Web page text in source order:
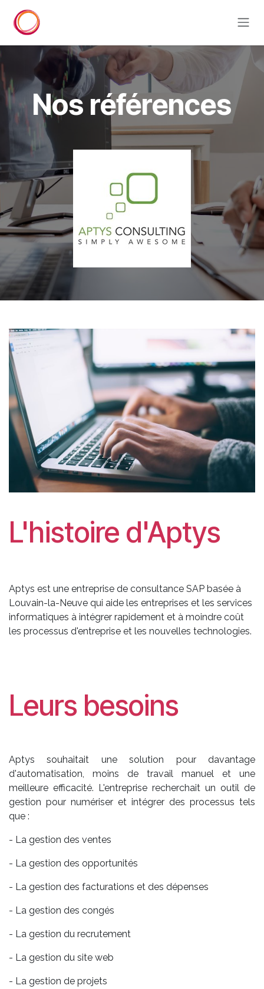
Nos références
L'histoire d'Aptys
Aptys est une entreprise de consultance SAP basée à
Louvain-la-Neuve qui aide les entreprises et les services
informatiques à intégrer rapidement et à moindre coût
les processus d'entreprise et les nouvelles technologies.
Leurs besoins
Aptys souhaitait une solution pour davantage
d'automatisation, moins de travail manuel et une
meilleure efficacité. L'entreprise recherchait un outil de
gestion pour numériser et intégrer des processus tels
que :
- La gestion des ventes
- La gestion des opportunités
- La gestion des facturations et des dépenses
- La gestion des congés
- La gestion du recrutement
- La gestion du site web
- La gestion de projets